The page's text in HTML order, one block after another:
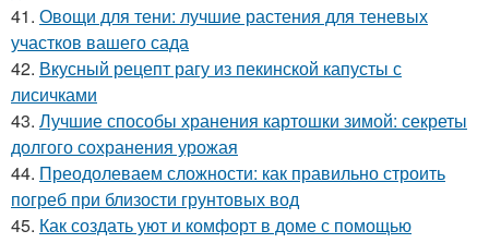
41. Овощи для тени: лучшие растения для теневых
участков вашего сада
42. Вкусный рецепт рагу из пекинской капусты с
лисичками
43. Лучшие способы хранения картошки зимой: секреты
долгого сохранения урожая
44. Преодолеваем сложности: как правильно строить
погреб при близости грунтовых вод
45. Как создать уют и комфорт в доме с помощью